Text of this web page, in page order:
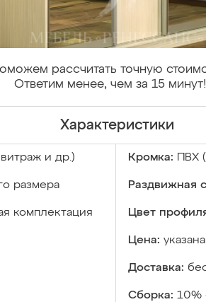
рассчитать точную
Ответим менее, чем за 15 минут!
Характеристики
и др.) Кромка: ПВХ
размера Раздвижная
комплектация Цвет
Цена:
Доставка:
Сборка: 10%